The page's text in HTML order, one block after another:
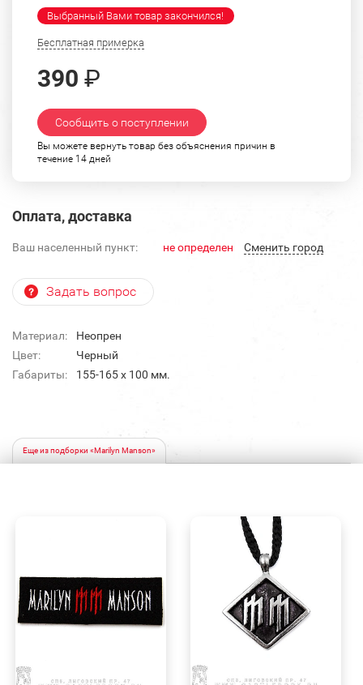
Выбранный Вами товар закончился!
Бесплатная примерка
390 ₽
Сообщить о поступлении
Вы можете вернуть товар без объяснения причин в
течение 14 дней
Оплата, доставка
Ваш населенный пункт: не определен Cменить город
Задать вопрос
Материал:
Неопрен
Цвет:
Черный
Габариты:
155-165 х 100 мм.
Еще из подборки «Marilyn Manson»